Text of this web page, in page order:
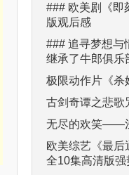
### 欧美剧《即
版观后感
### 追寻梦想
继承了牛郎俱乐
极限动作片《杀
古剑奇谭之悲歌
无尽的欢笑——
欧美综艺《最后
全10集高清版强